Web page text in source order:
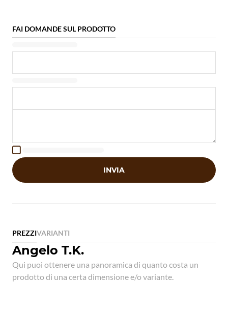
FAI DOMANDE SUL PRODOTTO

INVIA
PREZZIVARIANTI
Angelo T.K.
Qui puoi ottenere una panoramica di quanto costa un
prodotto di una certa dimensione e/o variante.